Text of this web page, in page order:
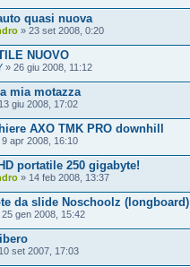
quasi nuova
» 23 set 2008, 0:20
NUOVO
» 26 giu 2008, 11:12
mia motazza
giu 2008, 17:02
AXO TMK PRO downhill
9 apr 2008, 16:10
portatile 250 gigabyte!
» 14 feb 2008, 13:37
da slide Noschoolz (longboard)
25 gen 2008, 15:42
set 2007, 17:03